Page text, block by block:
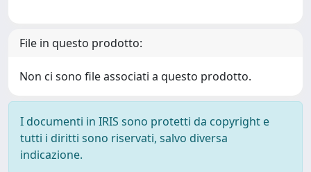
File in questo prodotto:
Non ci sono file associati a questo prodotto.
I documenti in IRIS sono protetti da copyright e
tutti i diritti sono riservati, salvo diversa
indicazione.